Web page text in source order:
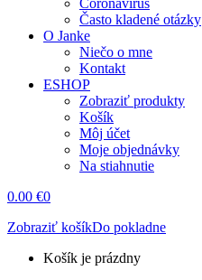
Coronavírus
Často kladené otázky
O Janke
Niečo o mne
Kontakt
ESHOP
Zobraziť produkty
Košík
Môj účet
Moje objednávky
Na stiahnutie
0.00 €0
Zobraziť košíkDo pokladne
Košík je prázdny